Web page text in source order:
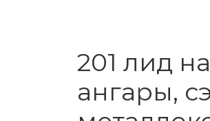
201 лид
ангары,